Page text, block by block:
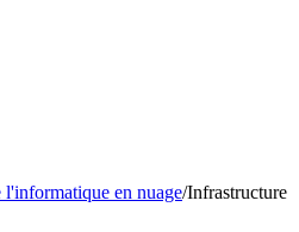
l'informatique en nuage/Infrastructure